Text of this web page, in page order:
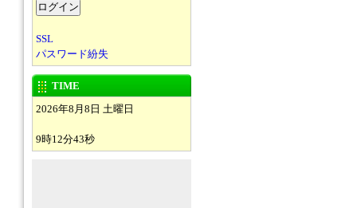
SSL
パスワード紛失
TIME
2026年8月8日 土曜日
9時12分43秒